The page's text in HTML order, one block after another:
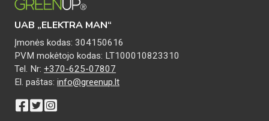
UAB „ELEKTRA MAN“
Įmonės kodas: 304150616
PVM mokėtojo kodas: LT100010823310
Tel. Nr: +370-625-07807
El. paštas: info@greenup.lt